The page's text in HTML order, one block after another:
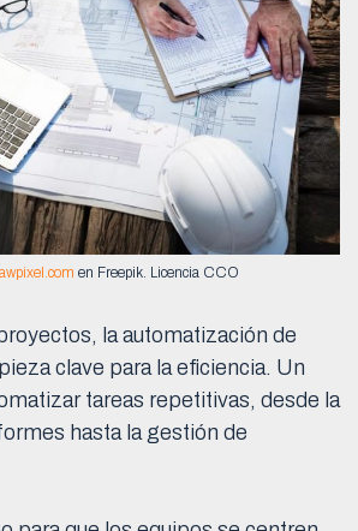
en Freepik. Licencia CCO
la automatización de
clave para la eficiencia. Un
tareas repetitivas, desde la
hasta la gestión de